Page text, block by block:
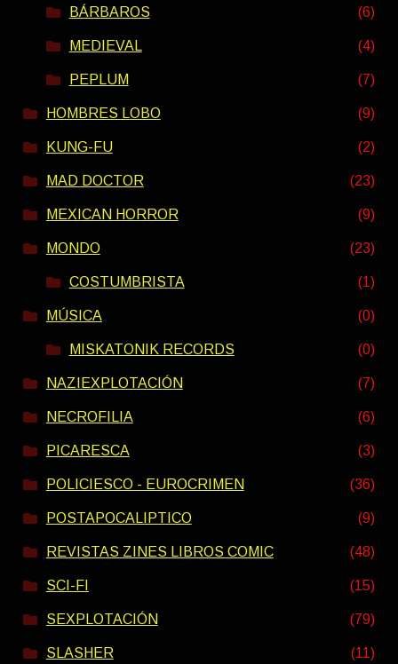
BÁRBAROS (6)
MEDIEVAL (4)
PEPLUM (7)
HOMBRES LOBO (9)
KUNG-FU (2)
MAD DOCTOR (23)
MEXICAN HORROR (9)
MONDO (23)
COSTUMBRISTA (1)
MÚSICA (0)
MISKATONIK RECORDS (0)
NAZIEXPLOTACIÓN (7)
NECROFILIA (6)
PICARESCA (3)
POLICIESCO - EUROCRIMEN (36)
POSTAPOCALIPTICO (9)
REVISTAS ZINES LIBROS COMIC (48)
SCI-FI (15)
SEXPLOTACIÓN (79)
SLASHER (11)